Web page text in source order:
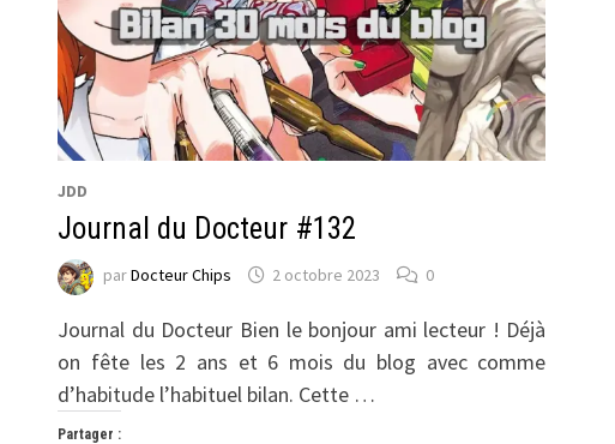
JDD
Journal du Docteur #132
parDocteur Chips 2 octobre 2023 0
Journal du Docteur Bien le bonjour ami lecteur ! Déjà
on fête les 2 ans et 6 mois du blog avec comme
d’habitude l’habituel bilan. Cette …
Partager :